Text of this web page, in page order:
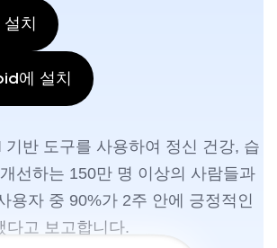
치
에 설치
기반 도구를 사용하여 정신 건강, 습
선하는 150만 명 이상의 사람들과
용자 중 90%가 2주 안에 긍정적인
다고 보고합니다.